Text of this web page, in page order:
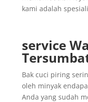
kami adalah
service
Bak cuci piring
oleh minyak
Anda yang sudah